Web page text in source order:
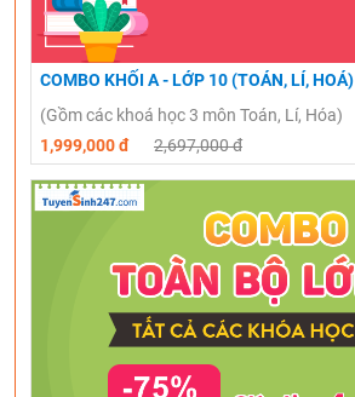
COMBO KHỐI A - LỚP 10 (TOÁN, LÍ, HOÁ)
(Gồm các khoá học 3 môn Toán, Lí, Hóa)
1,999,000 đ
2,697,000 đ